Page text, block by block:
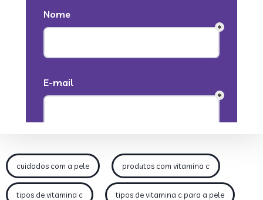
cuidados com a pele produtos com vitamina c
tipos de vitamina c tipos de vitamina c para a pele